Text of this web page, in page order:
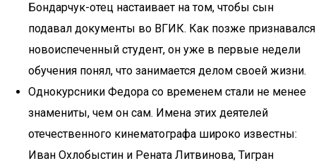
Бондарчук-отец настаивает на том, чтобы сын
подавал документы во ВГИК. Как позже признавался
новоиспеченный студент, он уже в первые недели
обучения понял, что занимается делом своей жизни.
Однокурсники Федора со временем стали не менее
знамениты, чем он сам. Имена этих деятелей
отечественного кинематографа широко известны:
Иван Охлобыстин и Рената Литвинова, Тигран